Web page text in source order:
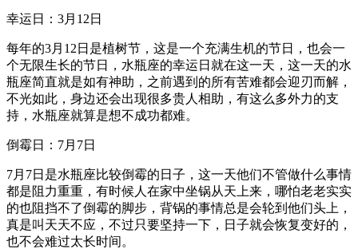
幸运日：3月12日
每年的3月12日是植树节，这是一个充满生机的节日，也会一
个无限生长的节日，水瓶座的幸运日就在这一天，这一天的水
瓶座简直就是如有神助，之前遇到的所有苦难都会迎刃而解，
不光如此，身边还会出现很多贵人相助，有这么多外力的支
持，水瓶座就算是想不成功都难。
倒霉日：7月7日
7月7日是水瓶座比较倒霉的日子，这一天他们不管做什么事情
都是阻力重重，有时候人在家中坐锅从天上来，哪怕老老实实
的也阻挡不了倒霉的脚步，背锅的事情总是会轮到他们头上，
真是叫天天不应，不过只要坚持一下，日子就会恢复变好的，
也不会难过太长时间。